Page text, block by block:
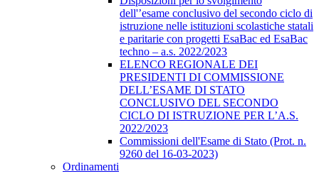
dell'’esame conclusivo del secondo ciclo di
istruzione nelle istituzioni scolastiche statali
e paritarie con progetti EsaBac ed EsaBac
techno – a.s. 2022/2023
ELENCO REGIONALE DEI
PRESIDENTI DI COMMISSIONE
DELL’ESAME DI STATO
CONCLUSIVO DEL SECONDO
CICLO DI ISTRUZIONE PER L’A.S.
2022/2023
Commissioni dell'Esame di Stato (Prot. n.
9260 del 16-03-2023)
Ordinamenti